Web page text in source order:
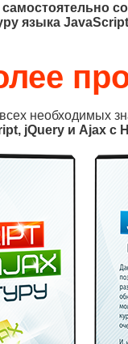
языка
необходимых
jQuery и Ajax с